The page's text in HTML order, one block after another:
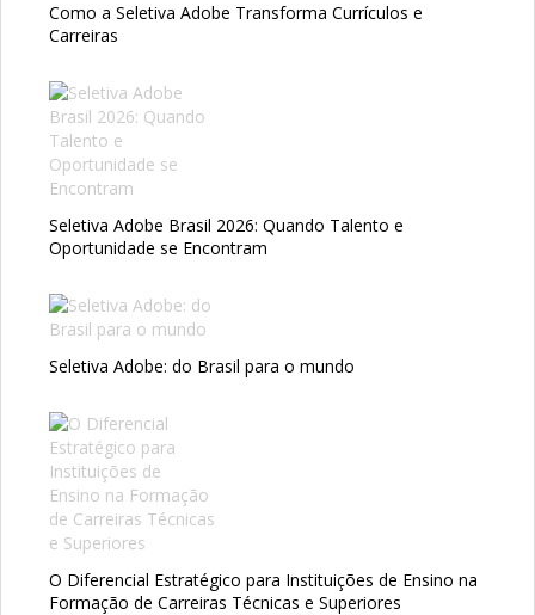
Como a Seletiva Adobe Transforma Currículos e
Carreiras
Seletiva Adobe Brasil 2026: Quando Talento e
Oportunidade se Encontram
Seletiva Adobe: do Brasil para o mundo
O Diferencial Estratégico para Instituições de Ensino na
Formação de Carreiras Técnicas e Superiores